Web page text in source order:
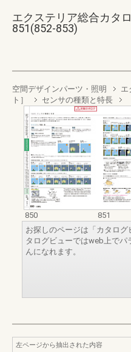
エクステリア総合カタ
851(852-853)
空間デザインパーツ・照明
エ
ト］
センサの種類と特長
850
851
お探しのページは「カタロ
タログビューではweb上でパ
んになれます。
左ページから抽出された内容